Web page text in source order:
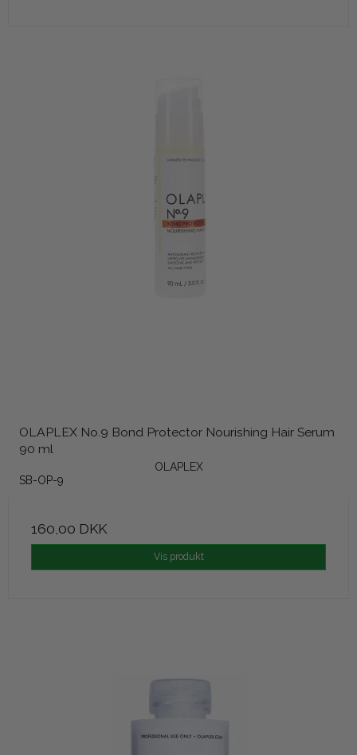
OLAPLEX No.9 Bond Protector Nourishing Hair Serum
90 ml
OLAPLEX
SB-OP-9
160,00 DKK
Vis produkt